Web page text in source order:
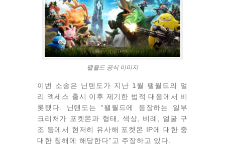
팰월드 공식 이미지
이번 소송은 닌텐도가 지난 1월 팰월드의 얼
리 액세스 출시 이후 제기한 법적 대응에서 비
롯됐다. 닌텐도는 “팰월드에 등장하는 일부
크리처가 포켓몬과 형태, 색상, 비례, 얼굴 구
조 등에서 현저히 유사해 포켓몬 IP에 대한 중
대한 침해에 해당한다”고 주장하고 있다.